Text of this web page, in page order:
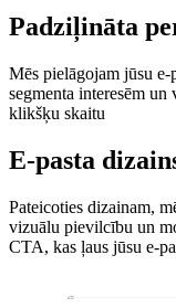
Padziļināta
Mēs pielāgojam jūsu
segmenta interesēm
klikšķu skaitu
E-pasta
Pateicoties dizainam,
vizuālu pievilcību un
CTA, kas ļaus jūsu e-